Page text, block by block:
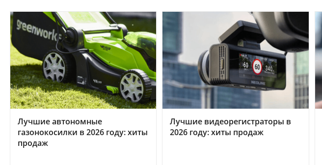
Лучшие автономные
газонокосилки в 2026 году: хиты
продаж
Лучшие видеорегистраторы в
2026 году: хиты продаж